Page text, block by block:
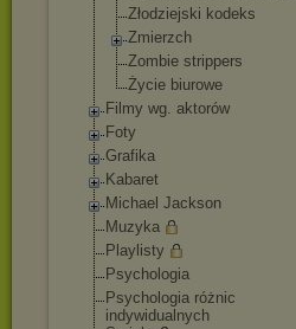
Złodziejski kodeks
Zmierzch
Zombie strippers
Życie biurowe
Filmy wg. aktorów
Foty
Grafika
Kabaret
Michael Jackson
Muzyka
Playlisty
Psychologia
Psychologia różnic
indywidualnych